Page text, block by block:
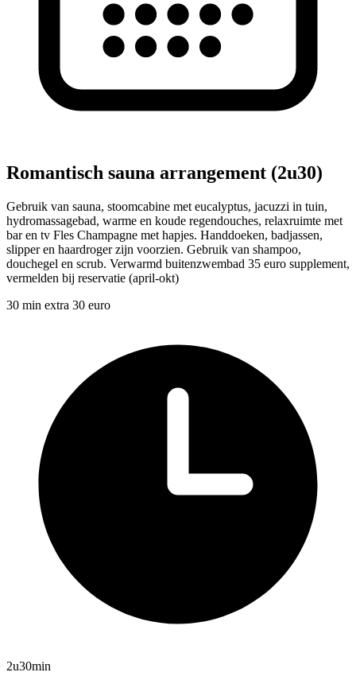
Romantisch sauna arrangement (2u30)
Gebruik van sauna, stoomcabine met eucalyptus, jacuzzi in tuin,
hydromassagebad, warme en koude regendouches, relaxruimte met
bar en tv Fles Champagne met hapjes. Handdoeken, badjassen,
slipper en haardroger zijn voorzien. Gebruik van shampoo,
douchegel en scrub. Verwarmd buitenzwembad 35 euro supplement,
vermelden bij reservatie (april-okt)
30 min extra 30 euro
2u30min